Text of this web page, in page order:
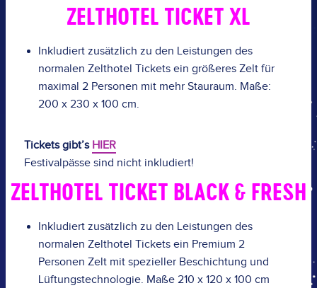
ZELTHOTEL TICKET XL
Inkludiert zusätzlich zu den Leistungen des
normalen Zelthotel Tickets ein größeres Zelt für
maximal 2 Personen mit mehr Stauraum. Maße:
200 x 230 x 100 cm.
Tickets gibt’s HIER
Festivalpässe sind nicht inkludiert!
ZELTHOTEL TICKET BLACK & FRESH
Inkludiert zusätzlich zu den Leistungen des
normalen Zelthotel Tickets ein Premium 2
Personen Zelt mit spezieller Beschichtung und
Lüftungstechnologie. Maße 210 x 120 x 100 cm